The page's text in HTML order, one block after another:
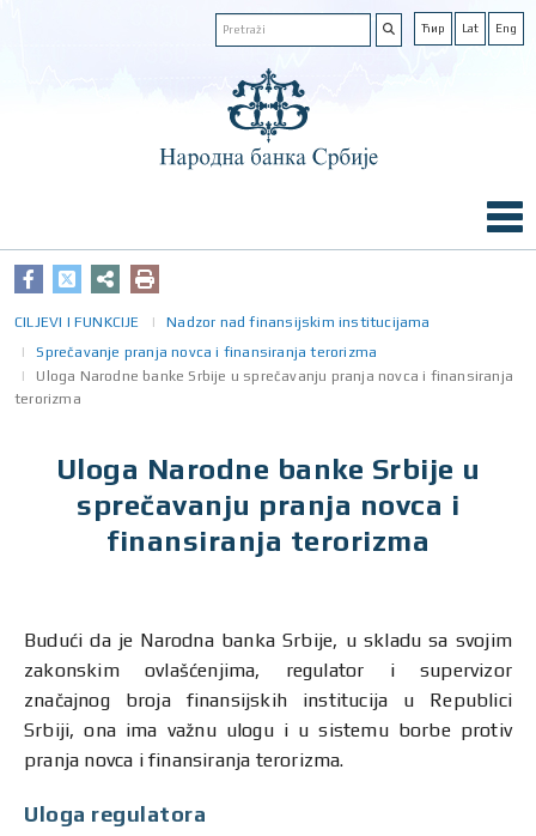
Ћир Lat Eng
CILJEVI I FUNKCIJE
Nadzor nad finansijskim institucijama
Sprečavanje pranja novca i finansiranja terorizma
Uloga Narodne banke Srbije u sprečavanju pranja novca i finansiranja
terorizma
Uloga Narodne banke Srbije u
sprečavanju pranja novca i
finansiranja terorizma
Budući da je Narodna banka Srbije, u skladu sa svojim
zakonskim ovlašćenjima, regulator i supervizor
značajnog broja finansijskih institucija u Republici
Srbiji, ona ima važnu ulogu i u sistemu borbe protiv
pranja novca i finansiranja terorizma.
Uloga regulatora